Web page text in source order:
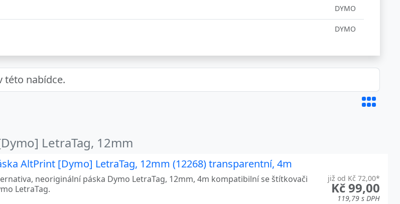
DYMO
DYMO
LetraTag, 12mm
AltPrint [Dymo] LetraTag, 12mm (12268) transparentní, 4m
již od Kč 72,00*
Kč 99,00
119,79 s DPH
neoriginální páska Dymo LetraTag, 12mm, 4m kompatibilní se štítkovači
LetraTag.